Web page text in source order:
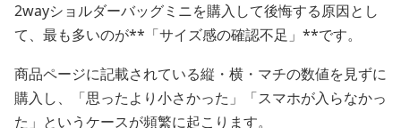
2wayショルダーバッグミニを購入して後悔する原因とし
て、最も多いのが**「サイズ感の確認不足」**です。
商品ページに記載されている縦・横・マチの数値を見ずに
購入し、「思ったより小さかった」「スマホが入らなかっ
た」というケースが頻繁に起こります。